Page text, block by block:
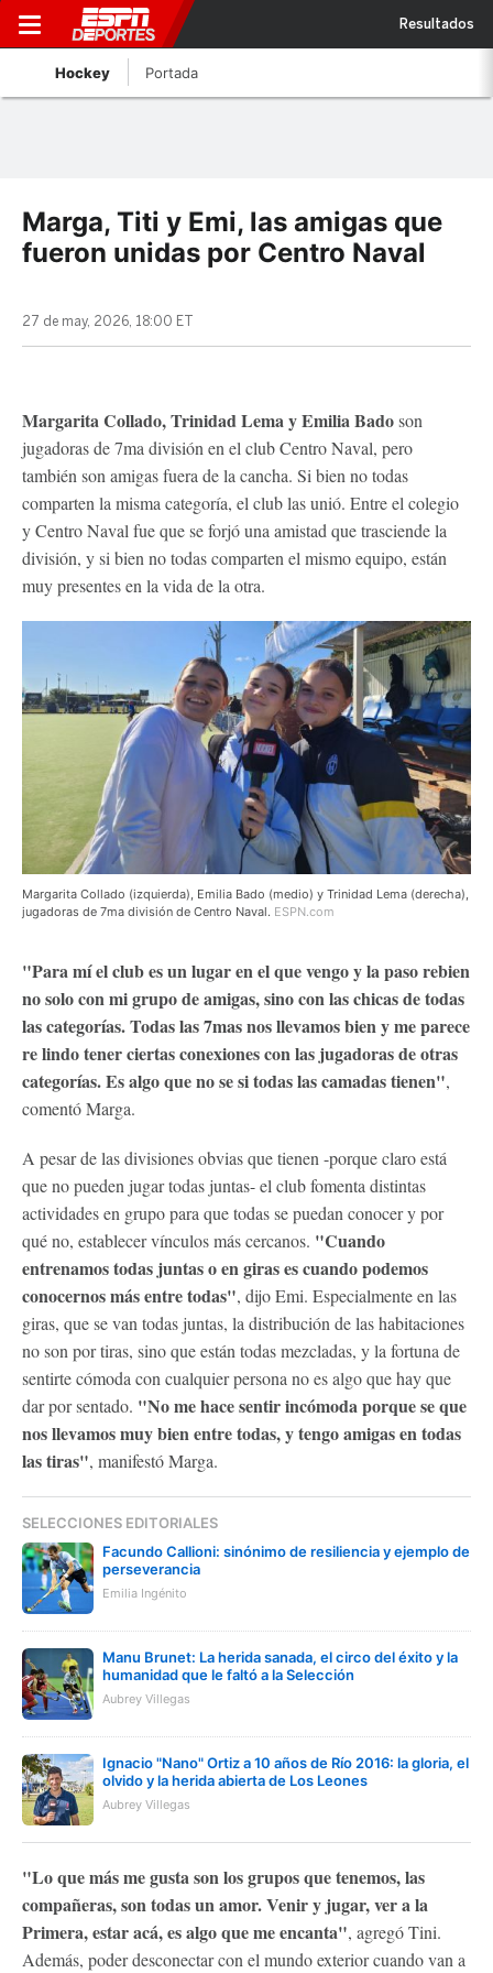
Resultados
Hockey Portada
Marga, Titi y Emi, las amigas que
fueron unidas por Centro Naval
27 de may, 2026, 18:00 ET
Margarita Collado, Trinidad Lema y Emilia Badoson
jugadoras de 7ma división en el club Centro Naval, pero
también son amigas fuera de la cancha. Si bien no todas
comparten la misma categoría, el club las unió. Entre el colegio
y Centro Naval fue que se forjó una amistad que trasciende la
división, y si bien no todas comparten el mismo equipo, están
muy presentes en la vida de la otra.
Margarita Collado (izquierda), Emilia Bado (medio) y Trinidad Lema (derecha),
jugadoras de 7ma división de Centro Naval. ESPN.com
"Para mí el club es un lugar en el que vengo y la paso rebien
no solo con mi grupo de amigas, sino con las chicas de todas
las categorías. Todas las 7mas nos llevamos bien y me parece
re lindo tener ciertas conexiones con las jugadoras de otras
categorías. Es algo que no se si todas las camadas tienen",
comentó Marga.
A pesar de las divisiones obvias que tienen -porque claro está
que no pueden jugar todas juntas- el club fomenta distintas
actividades en grupo para que todas se puedan conocer y por
qué no, establecer vínculos más cercanos. "Cuando
entrenamos todas juntas o en giras es cuando podemos
conocernos más entre todas", dijo Emi. Especialmente en las
giras, que se van todas juntas, la distribución de las habitaciones
no son por tiras, sino que están todas mezcladas, y la fortuna de
sentirte cómoda con cualquier persona no es algo que hay que
dar por sentado. "No me hace sentir incómoda porque se que
nos llevamos muy bien entre todas, y tengo amigas en todas
las tiras", manifestó Marga.
SELECCIONES EDITORIALES
Facundo Callioni: sinónimo de resiliencia y ejemplo de
perseverancia
Emilia Ingénito
Manu Brunet: La herida sanada, el circo del éxito y la
humanidad que le faltó a la Selección
Aubrey Villegas
Ignacio "Nano" Ortiz a 10 años de Río 2016: la gloria, el
olvido y la herida abierta de Los Leones
Aubrey Villegas
"Lo que más me gusta son los grupos que tenemos, las
compañeras, son todas un amor. Venir y jugar, ver a la
Primera, estar acá, es algo que me encanta", agregó Tini.
Además, poder desconectar con el mundo exterior cuando van a